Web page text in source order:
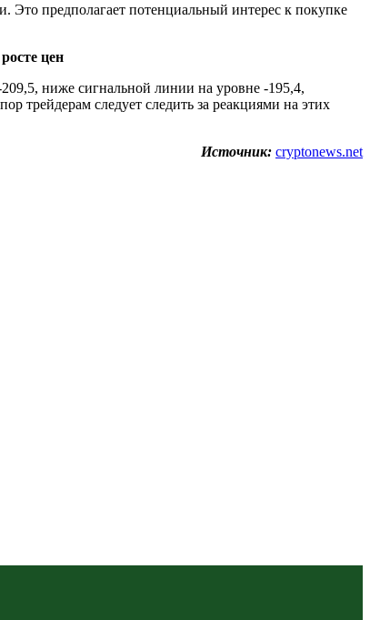
Это предполагает потенциальный интерес к покупке
цен
ниже сигнальной линии на уровне -195,4,
трейдерам следует следить за реакциями на этих
Источник: cryptonews.net